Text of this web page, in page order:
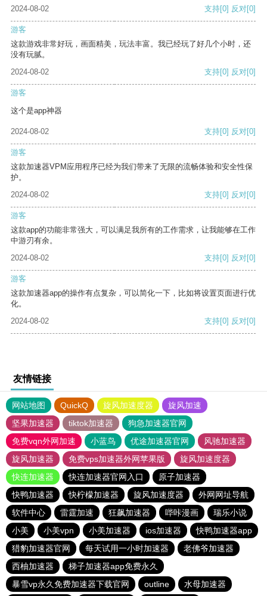
2024-08-02 支持[0] 反对[0]
游客
这款游戏非常好玩，画面精美，玩法丰富。我已经玩了好几个小时，还
没有玩腻。
2024-08-02
支持[0] 反对[0]
游客
这个是app神器
2024-08-02 支持[0] 反对[0]
游客
这款加速器VPM应用程序已经为我们带来了无限的流畅体验和安全性保
护。
2024-08-02
支持[0] 反对[0]
游客
这款app的功能非常强大，可以满足我所有的工作需求，让我能够在工作
中游刃有余。
2024-08-02
支持[0] 反对[0]
游客
这款加速器app的操作有点复杂，可以简化一下，比如将设置页面进行优
化。
2024-08-02
支持[0] 反对[0]
友情链接
网站地图 QuickQ 旋风加速度器
旋风加速
坚果加速器
tiktok加速器
狗急加速器官网
免费vqn外网加速
小蓝鸟 优途加速器官网
风驰加速器
旋风加速器
免费vps加速器外网苹果版
旋风加速度器
快连加速器
快连加速器官网入口
原子加速器
快鸭加速器
快柠檬加速器 旋风加速度器
外网网址导航
软件中心
雷霆加速 狂飙加速器 哔咔漫画
瑞乐小说
小美
小美vpn 小美加速器 ios加速器
快鸭加速器app
猎豹加速器官网
每天试用一小时加速器
老佛爷加速器
西柚加速器
梯子加速器app免费永久
暴雪vp永久免费加速器下载官网
outline 水母加速器